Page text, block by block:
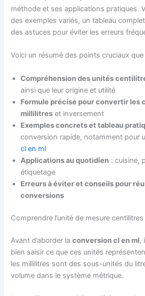
méthode et ses applications pratiques.
des exemples variés, un tableau
des astuces pour éviter les erreurs
Voici un résumé des points cruciaux
Compréhension des unités
ainsi que leur origine et utilité
Formule précise pour convertir les
millilitres et inversement
Exemples concrets et tableau
conversion rapide, notamment pour
cl en ml
Applications au quotidien : cuisine,
étiquetage
Erreurs à éviter et conseils pour
conversions
Comprendre l’unité de mesure
Avant d’aborder laconversion cl en ml,
bien saisir ce que ces unités
les millilitres sont des sous-unités du
volume dans le système métrique.